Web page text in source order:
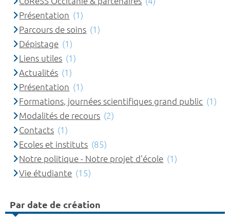
Présentation (1)
Parcours de soins (1)
Dépistage (1)
Liens utiles (1)
Actualités (1)
Présentation (1)
Formations, journées scientifiques grand public (1)
Modalités de recours (2)
Contacts (1)
Ecoles et instituts (85)
Notre politique - Notre projet d'école (1)
Vie étudiante (15)
Par date de création